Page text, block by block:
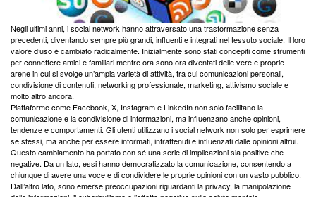
Negli ultimi anni, i social network hanno attraversato una trasformazione senza
precedenti, diventando sempre più grandi, influenti e integrati nel tessuto sociale. Il loro
valore d’uso è cambiato radicalmente. Inizialmente sono stati concepiti come strumenti
per connettere amici e familiari mentre ora sono ora diventati delle vere e proprie
arene in cui si svolge un’ampia varietà di attività, tra cui comunicazioni personali,
condivisione di contenuti, networking professionale, marketing, attivismo sociale e
molto altro ancora.
Piattaforme come Facebook, X, Instagram e LinkedIn non solo facilitano la
comunicazione e la condivisione di informazioni, ma influenzano anche opinioni,
tendenze e comportamenti. Gli utenti utilizzano i social network non solo per esprimere
se stessi, ma anche per essere informati, intrattenuti e influenzati dalle opinioni altrui.
Questo cambiamento ha portato con sé una serie di implicazioni sia positive che
negative. Da un lato, essi hanno democratizzato la comunicazione, consentendo a
chiunque di avere una voce e di condividere le proprie opinioni con un vasto pubblico.
Dall’altro lato, sono emerse preoccupazioni riguardanti la privacy, la manipolazione